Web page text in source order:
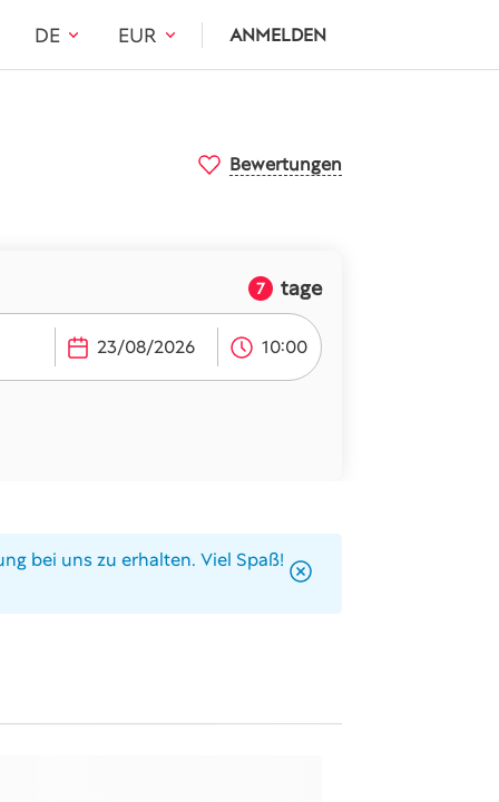
DE EUR ANMELDEN
Bewertungen
7 tage
10:00
bei uns zu erhalten. Viel Spaß!